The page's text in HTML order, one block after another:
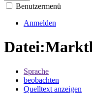
Benutzermenü
Anmelden
Datei:
Sprache
beobachten
Quelltext anzeigen